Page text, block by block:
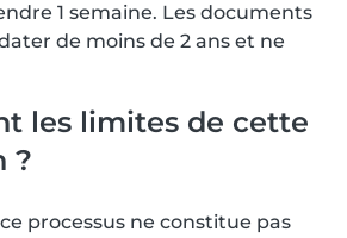
1 semaine. Les documents
de moins de 2 ans et ne
les limites de cette
?
processus ne constitue pas